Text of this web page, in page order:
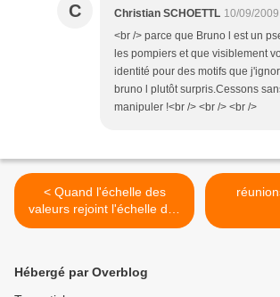
C Christian SCHOETTL 10/09/
<br /> parce que Bruno l est un
les pompiers et que visiblement
identité pour des motifs que
bruno l plutôt surpris.Cessons
manipuler !<br /> <br /> <br />
< Quand l'échelle des
valeurs rejoint l'échelle des
pompiers
Hébergé par Overblog